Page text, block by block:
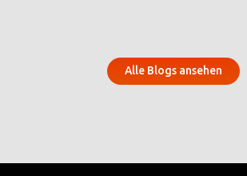
Alle Blogs ansehen